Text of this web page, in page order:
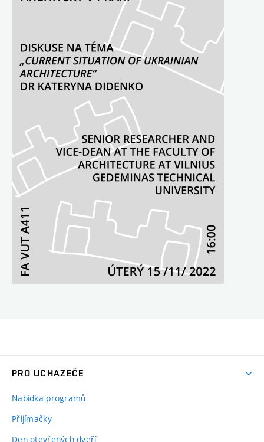
PRO UCHAZEČE
Nabídka programů
Přijímačky
Den otevřených dveří